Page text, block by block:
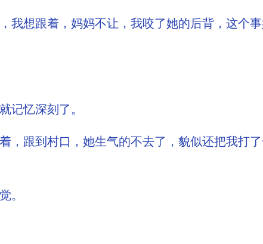
我想跟着，妈妈不让，我咬了她的后背，这个
记忆深刻了。
，跟到村口，她生气的不去了，貌似还把我打
。